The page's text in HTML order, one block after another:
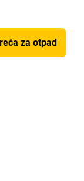
za otpad